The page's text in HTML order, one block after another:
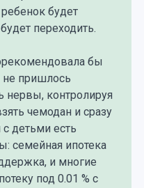
будет
переходить.
бы
не пришлось
нервы, контролируя
чемодан и сразу
детьми есть
семейная ипотека
и многие
под 0.01 % с